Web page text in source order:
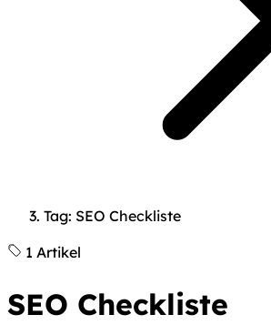
Tag: SEO Checkliste
1 Artikel
SEO Checkliste